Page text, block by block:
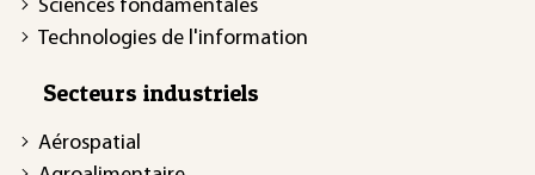
Sciences fondamentales
Technologies de l'information
Secteurs industriels
Aérospatial